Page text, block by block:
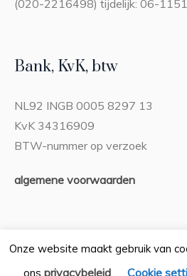
(020-2216498) tijdelijk: 06-
Bank, KvK, btw
NL92 INGB 0005 8297 13
KvK 34316909
BTW-nummer op verzoek
algemene voorwaarden
Onze website maakt gebruik van
ons privacybeleid Cookie